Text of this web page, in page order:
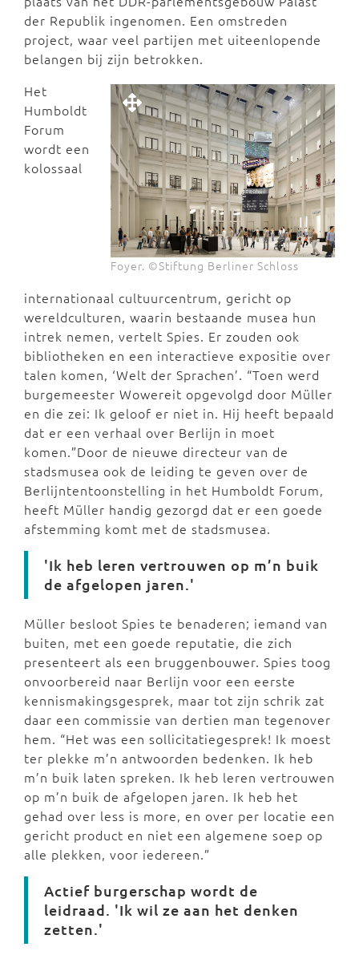
der Republik ingenomen. Een omstreden
project, waar veel partijen met uiteenlopende
belangen bij zijn betrokken.
Foyer. ©Stiftung Berliner Schloss
Het
Humboldt
Forum
wordt een
kolossaal
internationaal cultuurcentrum, gericht op
wereldculturen, waarin bestaande musea hun
intrek nemen, vertelt Spies. Er zouden ook
bibliotheken en een interactieve expositie over
talen komen, ‘Welt der Sprachen’. “Toen werd
burgemeester Wowereit opgevolgd door Müller
en die zei: Ik geloof er niet in. Hij heeft bepaald
dat er een verhaal over Berlijn in moet
komen.”Door de nieuwe directeur van de
stadsmusea ook de leiding te geven over de
Berlijntentoonstelling in het Humboldt Forum,
heeft Müller handig gezorgd dat er een goede
afstemming komt met de stadsmusea.
'Ik heb leren vertrouwen op m’n buik
de afgelopen jaren.'
Müller besloot Spies te benaderen; iemand van
buiten, met een goede reputatie, die zich
presenteert als een bruggenbouwer. Spies toog
onvoorbereid naar Berlijn voor een eerste
kennismakingsgesprek, maar tot zijn schrik zat
daar een commissie van dertien man tegenover
hem. “Het was een sollicitatiegesprek! Ik moest
ter plekke m’n antwoorden bedenken. Ik heb
m’n buik laten spreken. Ik heb leren vertrouwen
op m’n buik de afgelopen jaren. Ik heb het
gehad over less is more, en over per locatie een
gericht product en niet een algemene soep op
alle plekken, voor iedereen.”
Actief burgerschap wordt de
leidraad. 'Ik wil ze aan het denken
zetten.'